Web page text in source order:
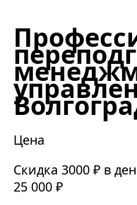
Цена
Скидка 3000 ₽ в
25 000 ₽